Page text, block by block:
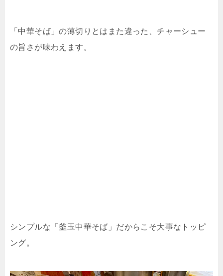
「中華そば」の薄切りとはまた違った、チャーシュー
の旨さが味わえます。
シンプルな「釜玉中華そば」だからこそ大事なトッピ
ング。